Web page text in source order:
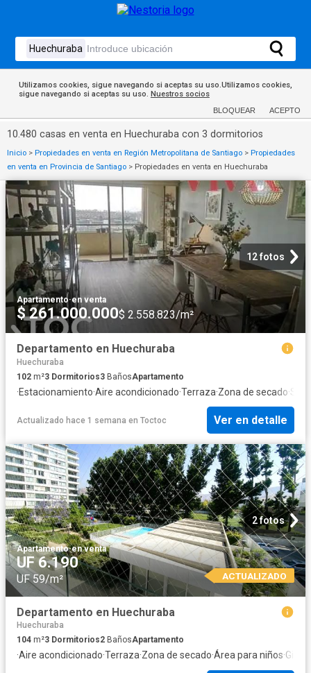
Utilizamos cookies, sigue navegando si aceptas su uso.Utilizamos cookies,
sigue navegando si aceptas su uso. Nuestros socios
BLOQUEAR ACEPTO
10.480 casas en venta en Huechuraba con 3 dormitorios
Inicio > Propiedades en venta en Región Metropolitana de Santiago > Propiedades
en venta en Provincia de Santiago > Propiedades en venta en Huechuraba
12 fotos
Apartamento·en venta
$ 261.000.000$ 2.558.823/m²
Departamento en Huechuraba
Huechuraba
102 m²3 Dormitorios3 BañosApartamento
·Estacionamiento·Aire acondicionado·Terraza·Zona de secado·
Actualizado hace 1 semana en Toctoc Ver en detalle
2 fotos
Apartamento·en venta
UF 6.190
UF 59/m² ACTUALIZADO
Departamento en Huechuraba
Huechuraba
104 m²3 Dormitorios2 BañosApartamento
·Aire acondicionado·Terraza·Zona de secado·Área para niños·